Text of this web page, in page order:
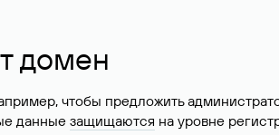
домен
чтобы предложить
данные защищаются на уровне